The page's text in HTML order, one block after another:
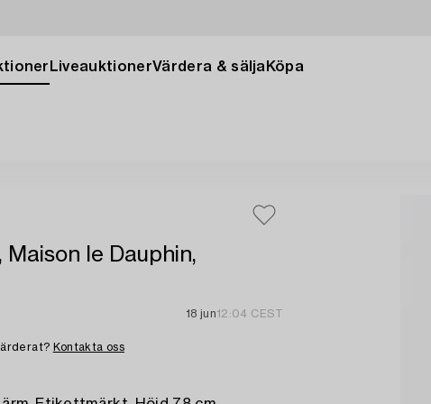
LiveauktionerVärdera & sälja Köpa
le Dauphin,
18 jun12:04 CEST
Kontakta oss